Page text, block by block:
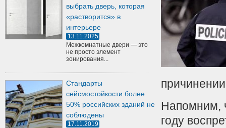
выбрать дверь, которая
«растворится» в
интерьере
13.11.2025
Межкомнатные двери — это
не просто элемент
зонирования...
Стандарты
сейсмостойкости более
50% российских зданий не
соблюдены
17.11.2019
Напомним,
году